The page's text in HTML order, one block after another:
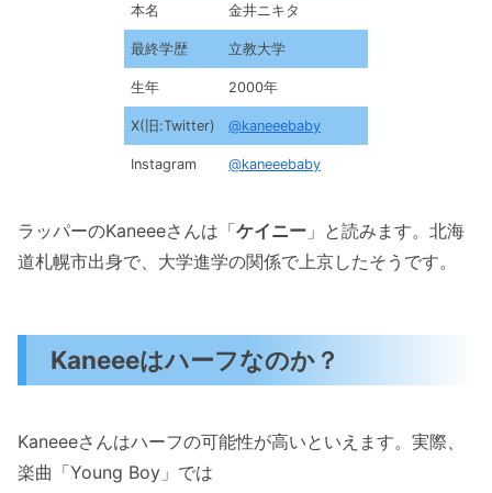
本名 金井ニキタ
最終学歴 立教大学
生年 2000年
X(旧:Twitter) @kaneeebaby
Instagram @kaneeebaby
ラッパーのKaneeeさんは「ケイニー 」と読みます。北海
道札幌市出身で、大学進学の関係で上京したそうです。
Kaneeeはハーフなのか？
Kaneeeさんはハーフの可能性が高いといえます。実際、
楽曲「Young Boy」では